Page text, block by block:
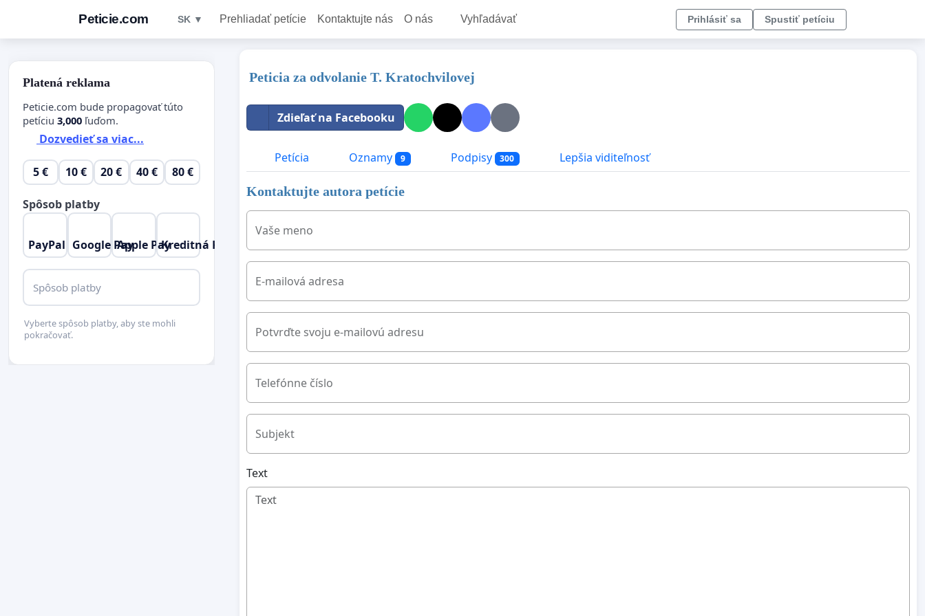
Peticie.com SK ▼ Prehliadať petície Kontaktujte nás O nás Vyhľadávať Prihlásiť sa Spustiť petíciu
Peticia za odvolanie T. Kratochvilovej
Zdieľať na Facebooku
Petícia Oznamy 9 Podpisy 300 Lepšia viditeľnosť
Kontaktujte autora petície
Vaše meno
E-mailová adresa
Potvrďte svoju e-mailovú adresu
Telefónne číslo
Subjekt
Text
Platená reklama
Peticie.com bude propagovať túto
petíciu 3,000 ľuďom.
Dozvedieť sa viac...
5 € 10 € 20 € 40 € 80 €
Spôsob platby
PayPal Google PayApple PayKreditná Karta
Spôsob platby
Vyberte spôsob platby, aby ste mohli
pokračovať.